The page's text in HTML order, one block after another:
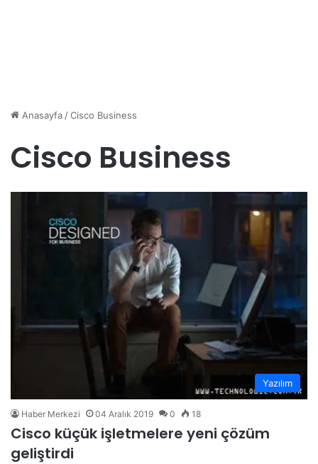
Anasayfa/Cisco Business
Cisco Business
Yazılım
Haber Merkezi 04 Aralık 2019 0 18
Cisco küçük işletmelere yeni çözüm
geliştirdi